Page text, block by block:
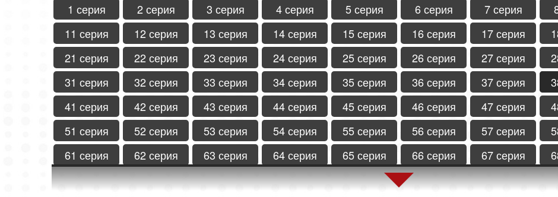
1 серия 2 серия 3 серия 4 серия 5 серия 6 серия 7 серия
11 серия
12 серия 13 серия 14 серия 15 серия 16 серия 17 серия
21 серия
22 серия 23 серия 24 серия 25 серия 26 серия 27 серия
31 серия
32 серия 33 серия 34 серия 35 серия 36 серия 37 серия
41 серия
42 серия 43 серия 44 серия 45 серия 46 серия 47 серия
51 серия
52 серия 53 серия 54 серия 55 серия 56 серия 57 серия
61 серия
62 серия 63 серия 64 серия 65 серия 66 серия 67 серия
71 серия
72 серия 73 серия 74 серия 75 серия 76 серия 77 серия